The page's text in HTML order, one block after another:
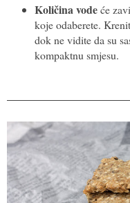
Količina vodeće
koje odaberete.
dok ne vidite da su
kompaktnu smjesu.